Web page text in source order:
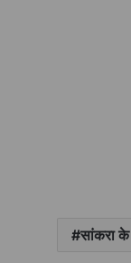
सांकरा